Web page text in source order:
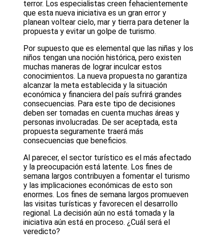
terror. Los especialistas creen fehacientemente
que esta nueva iniciativa es un gran error y
planean voltear cielo, mar y tierra para detener la
propuesta y evitar un golpe de turismo.
Por supuesto que es elemental que las niñas y los
niños tengan una noción histórica, pero existen
muchas maneras de lograr inculcar estos
conocimientos. La nueva propuesta no garantiza
alcanzar la meta establecida y la situación
económica y financiera del país sufrirá grandes
consecuencias. Para este tipo de decisiones
deben ser tomadas en cuenta muchas áreas y
personas involucradas. De ser aceptada, esta
propuesta seguramente traerá más
consecuencias que beneficios.
Al parecer, el sector turístico es el más afectado
y la preocupación está latente. Los fines de
semana largos contribuyen a fomentar el turismo
y las implicaciones económicas de esto son
enormes. Los fines de semana largos promueven
las visitas turísticas y favorecen el desarrollo
regional. La decisión aún no está tomada y la
iniciativa aún está en proceso. ¿Cuál será el
veredicto?